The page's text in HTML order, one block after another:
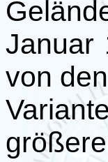
Januar
von